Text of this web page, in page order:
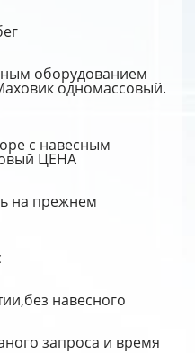
оборудованием
одномассовый.
с навесным
ЦЕНА
на прежнем
навесного
запроса и время